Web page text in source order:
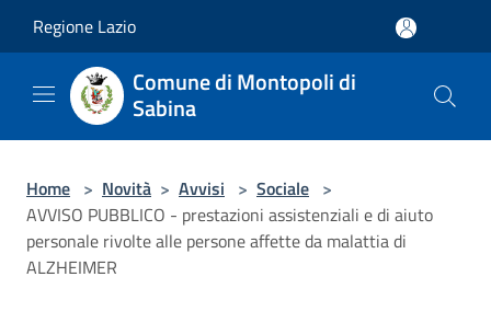
Regione Lazio
Comune di Montopoli di
Sabina
Home > Novità > Avvisi > Sociale >
AVVISO PUBBLICO - prestazioni assistenziali e di aiuto
personale rivolte alle persone affette da malattia di
ALZHEIMER